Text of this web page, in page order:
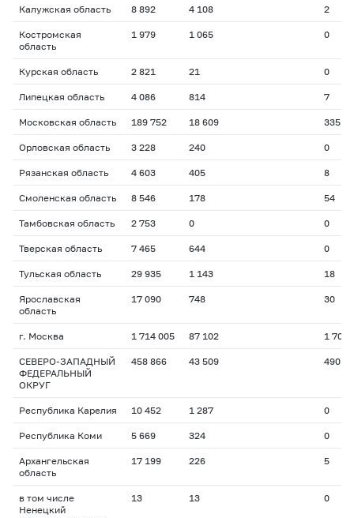
Калужская область 8 892 4 108 2
Костромская
область
1 979 1 065 0
Курская область 2 821 21 0
Липецкая область 4 086 814 7
Московская область 189 752 18 609 335
Орловская область 3 228 240 0
Рязанская область 4 603 405 8
Смоленская область 8 546 178 54
Тамбовская область 2 753 0 0
Тверская область 7 465 644 0
Тульская область 29 935 1 143 18
Ярославская
область
17 090 748 30
г. Москва 1 714 005 87 102 1 702
СЕВЕРО-ЗАПАДНЫЙ
ФЕДЕРАЛЬНЫЙ
ОКРУГ
458 866 43 509 490
Республика Карелия 10 452 1 287 0
Республика Коми 5 669 324 0
Архангельская
область
17 199 226 5
в том числе
Ненецкий
13 13 0